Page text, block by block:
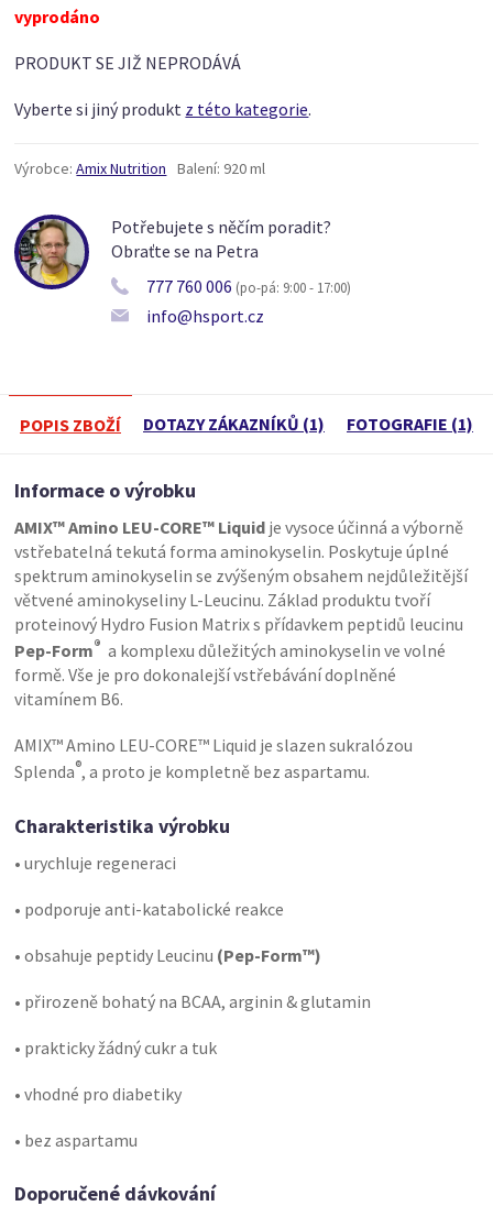
vyprodáno
PRODUKT SE JIŽ NEPRODÁVÁ
Vyberte si jiný produkt z této kategorie.
Výrobce: Amix Nutrition Balení: 920 ml
Potřebujete s něčím poradit?
Obraťte se na Petra
777 760 006 (po-pá: 9:00 - 17:00)
info@hsport.cz
POPIS ZBOŽÍ DOTAZY ZÁKAZNÍKŮ (1) FOTOGRAFIE (1)
Informace o výrobku
AMIX™ Amino LEU-CORE™ Liquid je vysoce účinná a výborně
vstřebatelná tekutá forma aminokyselin. Poskytuje úplné
spektrum aminokyselin se zvýšeným obsahem nejdůležitější
větvené aminokyseliny L-Leucinu. Základ produktu tvoří
proteinový Hydro Fusion Matrix s přídavkem peptidů leucinu
Pep-Form® a komplexu důležitých aminokyselin ve volné
formě. Vše je pro dokonalejší vstřebávání doplněné
vitamínem B6.
AMIX™ Amino LEU-CORE™ Liquid je slazen sukralózou
Splenda®, a proto je kompletně bez aspartamu.
Charakteristika výrobku
• urychluje regeneraci
• podporuje anti-katabolické reakce
• obsahuje peptidy Leucinu (Pep-Form™)
• přirozeně bohatý na BCAA, arginin & glutamin
• prakticky žádný cukr a tuk
• vhodné pro diabetiky
• bez aspartamu
Doporučené dávkování